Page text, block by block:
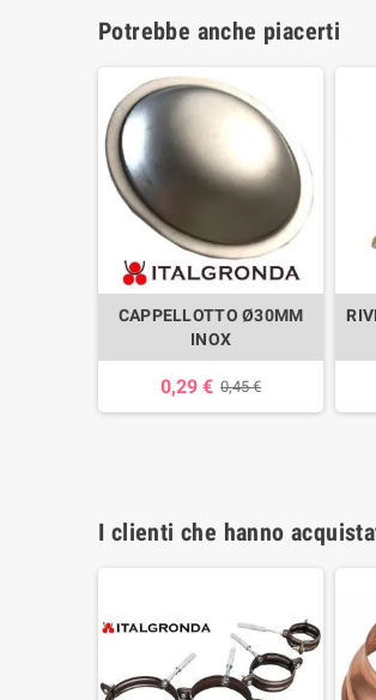
Potrebbe anche piacerti
CAPPELLOTTO Ø30MM
INOX
0,29 € 0,45 €
I clienti che hanno